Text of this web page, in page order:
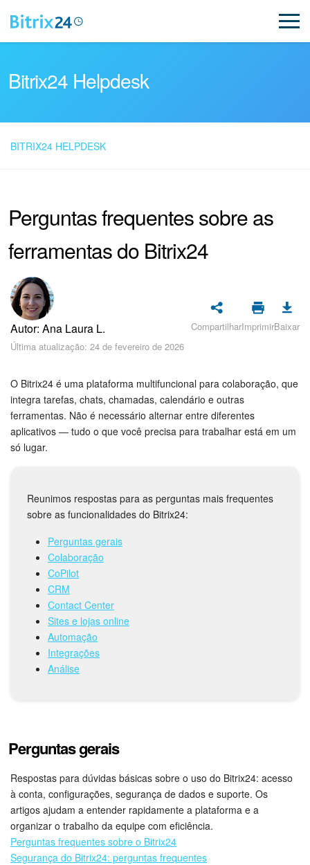
Cadastro e Login no Bitrix24
Segurança
Como Começar?
Feed
Messenger
Calendário
Bitrix24 Drive
E-mail
Grupos de trabalho
Tarefas e Projetos
CoPilot - IA no Bitrix24
Contact Center
Telefonia
CRM + Loja On-line
Bitrix24 Helpdesk
BITRIX24 HELPDESK
Perguntas frequentes sobre as
ferramentas do Bitrix24
Autor: Ana Laura L.
Última atualização: 24 de fevereiro de 2026
CompartilharImprimirBaixar
O Bitrix24 é uma plataforma multifuncional para colaboração, que
integra tarefas, chats, chamadas, calendário e outras
ferramentas. Não é necessário alternar entre diferentes
aplicativos — tudo o que você precisa para trabalhar está em um
só lugar.
Reunimos respostas para as perguntas mais frequentes
sobre as funcionalidades do Bitrix24:
Perguntas gerais
Colaboração
CoPilot
CRM
Contact Center
Sites e lojas online
Automação
Integrações
Análise
Perguntas gerais
Respostas para dúvidas básicas sobre o uso do Bitrix24: acesso
à conta, configurações, segurança de dados e suporte. Os
artigos ajudam a entender rapidamente a plataforma e a
organizar o trabalho da equipe com eficiência.
Perguntas frequentes sobre o Bitrix24
Segurança do Bitrix24: perguntas frequentes